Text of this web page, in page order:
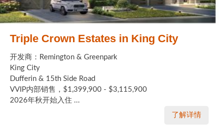
Triple Crown Estates in King City
开发商：Remington & Greenpark
King City
Dufferin & 15th Side Road
VVIP内部销售，$1,399,900 - $3,115,900
2026年秋开始入住 ...
了解详情